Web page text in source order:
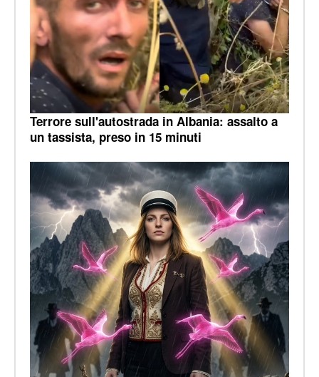
Terrore sull'autostrada in Albania: assalto a
un tassista, preso in 15 minuti